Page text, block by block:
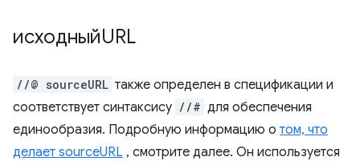
исходныйURL
//@ sourceURL также определен в спецификации и
соответствует синтаксису //# для обеспечения
единообразия. Подробную информацию о том, что
делает sourceURL , смотрите далее. Он используется